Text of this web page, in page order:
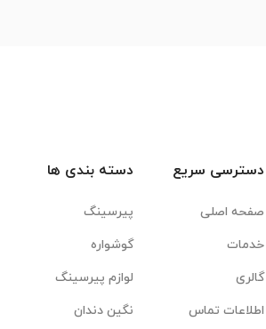
دسترسی سریع
صفحه اصلی
خدمات
گالری
اطلاعات تماس
دسته بندی ها
پیرسینگ
گوشواره
لوازم پیرسینگ
نگین دندان